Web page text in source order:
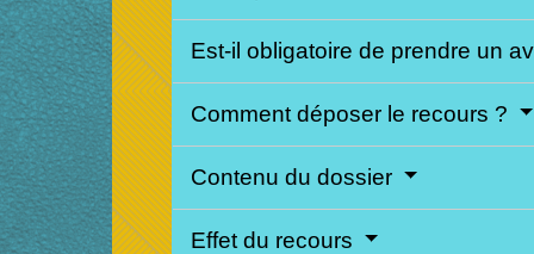
Est-il obligatoire de prendre un
Comment déposer le recours ?
Contenu du dossier
Effet du recours